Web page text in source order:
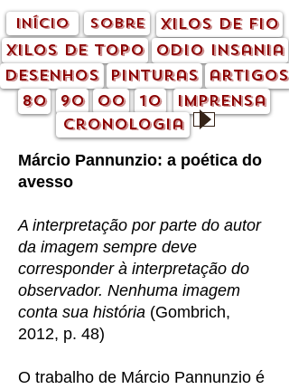
início sobre
xilos de fio
xilos de topo
odio insania
desenhos
pinturas artigos
80
90 00 10
imprensa
cronologia
Márcio Pannunzio: a poética do
avesso
A interpretação por parte do autor
da imagem sempre deve
corresponder à interpretação do
observador. Nenhuma imagem
conta sua história (Gombrich,
2012, p. 48)
O trabalho de Márcio Pannunzio é